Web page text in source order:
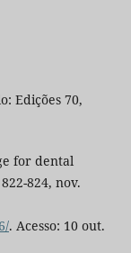
Edições 70,
for dental
824, nov.
. Acesso: 10 out.